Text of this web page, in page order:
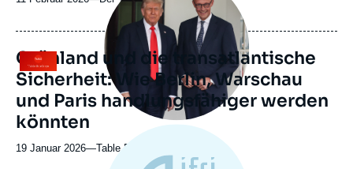
journal,
revue
ou
émission
Logo
médiatique
Grönland und die transatlantische
Sicherheit: Wie Berlin, Warschau
und Paris handlungsfähiger werden
könnten
19 Januar 2026—Nom
Table.Briefings